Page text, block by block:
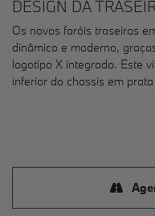
DESIGN DA
Os novos faróis traseiros
dinâmico e moderno,
logotipo X integrado. Este
inferior do chassis em prata